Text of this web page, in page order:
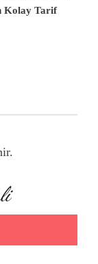
Kolay Tarif